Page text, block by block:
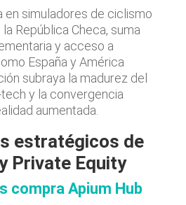
en simuladores de ciclismo
la República Checa, suma
y acceso a
España y América
subraya la madurez del
y la convergencia
aumentada.
estratégicos de
Private Equity
compra Apium Hub